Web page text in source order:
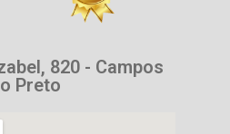
820 - Campos
Preto